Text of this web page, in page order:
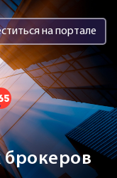
на портале
брокеров